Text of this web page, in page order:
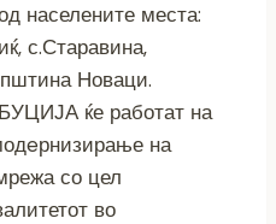
населените места:
с.Старавина,
Новаци.
ќе работат на
на
со цел
во